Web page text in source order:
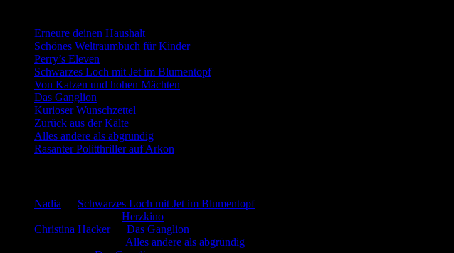
Erneure deinen Haushalt
Schönes Weltraumbuch für Kinder
Perry’s Eleven
Schwarzes Loch mit Jet im Blumentopf
Von Katzen und hohen Mächten
Das Ganglion
Kurioser Wunschzettel
Zurück aus der Kälte
Alles andere als abgründig
Rasanter Politthriller auf Arkon
Nadia
Schwarzes Loch mit Jet im Blumentopf
Herzkino
Christina Hackerzu Das Ganglion
Alles andere als abgründig